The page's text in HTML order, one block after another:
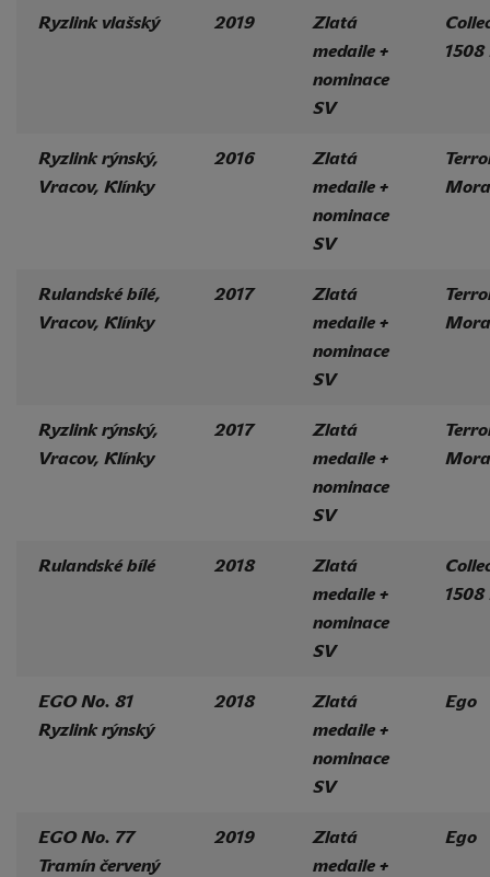
Ryzlink vlašský 2019
Zlatá
medaile +
nominace
SV
1508
Ryzlink rýnský,
Vracov, Klínky
2016
Zlatá
medaile +
nominace
SV
Rulandské bílé,
Vracov, Klínky
2017
Zlatá
medaile +
nominace
SV
Ryzlink rýnský,
Vracov, Klínky
2017
Zlatá
medaile +
nominace
SV
Rulandské bílé 2018
Zlatá
medaile +
nominace
SV
1508
EGO No. 81
Ryzlink rýnský
2018
Zlatá
medaile +
nominace
SV
Ego
EGO No. 77
Tramín červený
2019
Zlatá
medaile +
Ego